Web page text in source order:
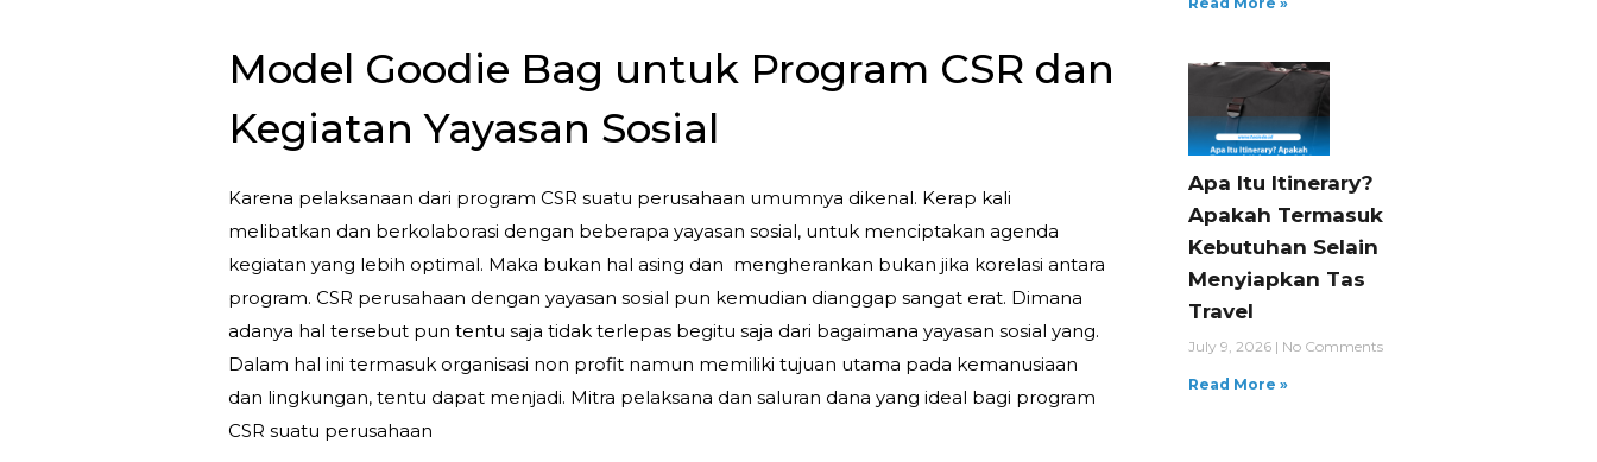
Model Goodie Bag untuk Program CSR dan
Kegiatan Yayasan Sosial
Karena pelaksanaan dari program CSR suatu perusahaan umumnya dikenal. Kerap kali
melibatkan dan berkolaborasi dengan beberapa yayasan sosial, untuk menciptakan agenda
kegiatan yang lebih optimal. Maka bukan hal asing dan mengherankan bukan jika korelasi antara
program. CSR perusahaan dengan yayasan sosial pun kemudian dianggap sangat erat. Dimana
adanya hal tersebut pun tentu saja tidak terlepas begitu saja dari bagaimana yayasan sosial yang.
Dalam hal ini termasuk organisasi non profit namun memiliki tujuan utama pada kemanusiaan
dan lingkungan, tentu dapat menjadi. Mitra pelaksana dan saluran dana yang ideal bagi program
CSR suatu perusahaan
Apa Itu Itinerary?
Apakah Termasuk
Kebutuhan Selain
Menyiapkan Tas
Travel
July 9, 2026 No Comments
Read More »